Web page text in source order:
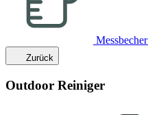
Messbecher
Zurück
Outdoor Reiniger